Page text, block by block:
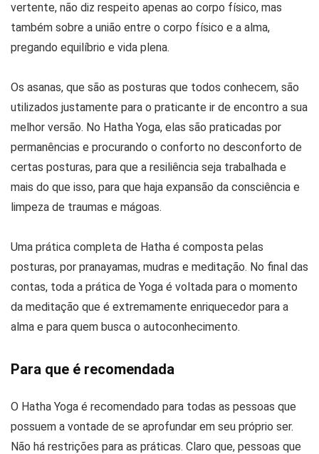
vertente, não diz respeito apenas ao corpo físico, mas
também sobre a união entre o corpo físico e a alma,
pregando equilíbrio e vida plena.
Os asanas, que são as posturas que todos conhecem, são
utilizados justamente para o praticante ir de encontro a sua
melhor versão. No Hatha Yoga, elas são praticadas por
permanências e procurando o conforto no desconforto de
certas posturas, para que a resiliência seja trabalhada e
mais do que isso, para que haja expansão da consciência e
limpeza de traumas e mágoas.
Uma prática completa de Hatha é composta pelas
posturas, por pranayamas, mudras e meditação. No final das
contas, toda a prática de Yoga é voltada para o momento
da meditação que é extremamente enriquecedor para a
alma e para quem busca o autoconhecimento.
Para que é recomendada
O Hatha Yoga é recomendado para todas as pessoas que
possuem a vontade de se aprofundar em seu próprio ser.
Não há restrições para as práticas. Claro que, pessoas que